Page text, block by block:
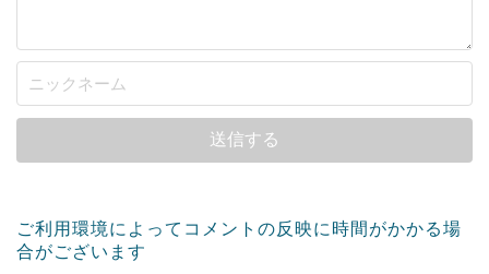
ご利用環境によってコメントの反映に時間がかかる場
合がございます